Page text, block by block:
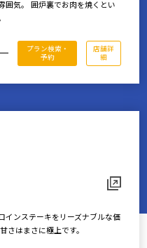
囲気。 囲炉裏でお肉を焼くとい
プラン検索・
予約
店舗詳
細
インステーキをリーズナブルな価
さはまさに極上です。